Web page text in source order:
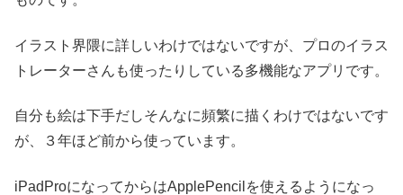
イラスト界隈に詳しいわけではないですが、プロのイラス
トレーターさんも使ったりしている多機能なアプリです。
自分も絵は下手だしそんなに頻繁に描くわけではないです
が、３年ほど前から使っています。
iPadProになってからはApplePencilを使えるようになっ